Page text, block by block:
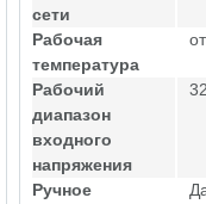
сети
Рабочая
температура
Рабочий
диапазон
входного
напряжения
Ручное